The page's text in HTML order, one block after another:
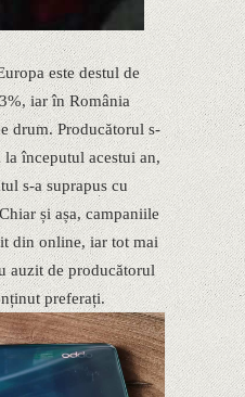
este destul de
iar în România
drum. Producătorul s-
la începutul acestui an,
s-a suprapus cu
și așa, campaniile
din online, iar tot mai
auzit de producătorul
preferați.